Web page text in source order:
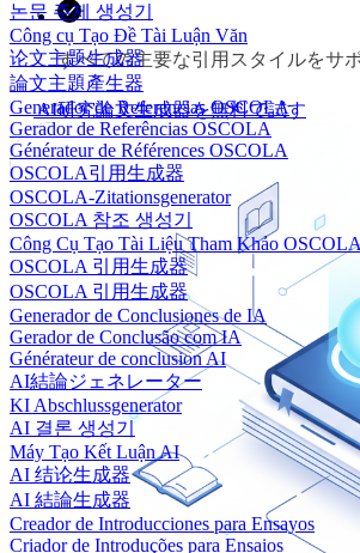
논문 주제 생성기
Công cụ Tạo Đề Tài Luận Văn
论文主题生成器
論文主題產生器
Generador de Referencias OSCOLA
Gerador de Referências OSCOLA
Générateur de Références OSCOLA
OSCOLA引用生成器
OSCOLA-Zitationsgenerator
OSCOLA 참조 생성기
Công Cụ Tạo Tài Liệu Tham Khảo
OSCOLA 引用生成器
OSCOLA 引用生成器
Generador de Conclusiones de IA
Gerador de Conclusão com IA
Générateur de conclusion AI
AI結論ジェネレーター
KI Abschlussgenerator
AI 결론 생성기
Máy Tạo Kết Luận AI
AI 结论生成器
AI 結論生成器
Creador de Introducciones para Ensayos
Criador de Introduções para Ensaios
すべての主要な引用スタイルをサ
AI研究論文生成器を無料で試す